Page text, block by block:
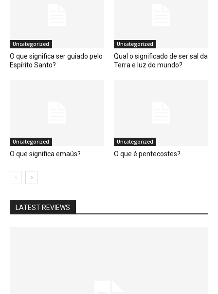
Uncategorized
O que significa ser guiado pelo
Espírito Santo?
Uncategorized
Qual o significado de ser sal da
Terra e luz do mundo?
Uncategorized
O que significa emaús?
Uncategorized
O que é pentecostes?
LATEST REVIEWS